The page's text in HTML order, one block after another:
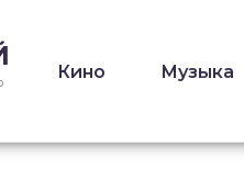
Кино Музыка